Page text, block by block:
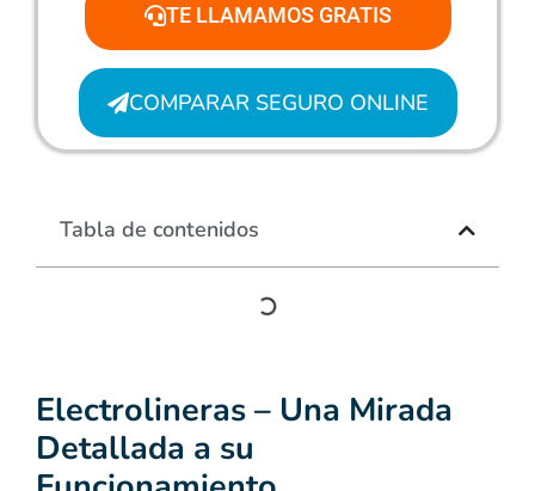
Electrolineras – Una Mirada
Detallada a su
TE LLAMAMOS GRATIS
COMPARAR SEGURO ONLINE
Tabla de contenidos